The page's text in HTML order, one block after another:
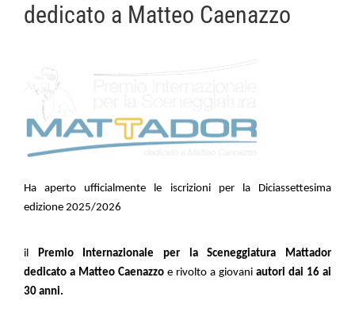
dedicato a Matteo Caenazzo
Ha aperto ufficialmente le iscrizioni per la Diciassettesima
edizione 2025/2026
il Premio Internazionale per la Sceneggiatura Mattador
dedicato a Matteo Caenazzo e rivolto a giovani autori dai 16 ai
30 anni.